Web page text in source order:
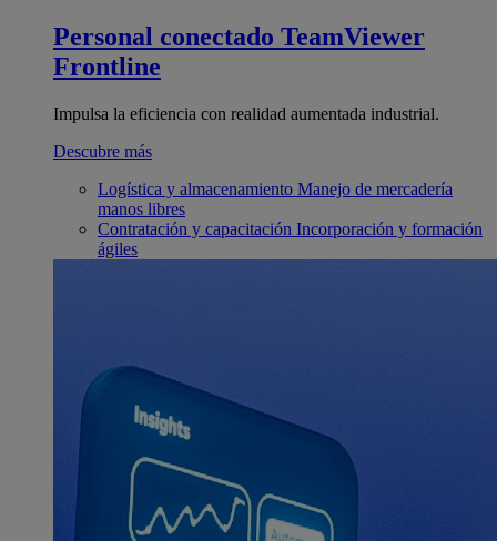
Personal conectado TeamViewer
Frontline
Impulsa la eficiencia con realidad aumentada industrial.
Descubre más
Logística y almacenamiento Manejo de mercadería
manos libres
Contratación y capacitación Incorporación y formación
ágiles